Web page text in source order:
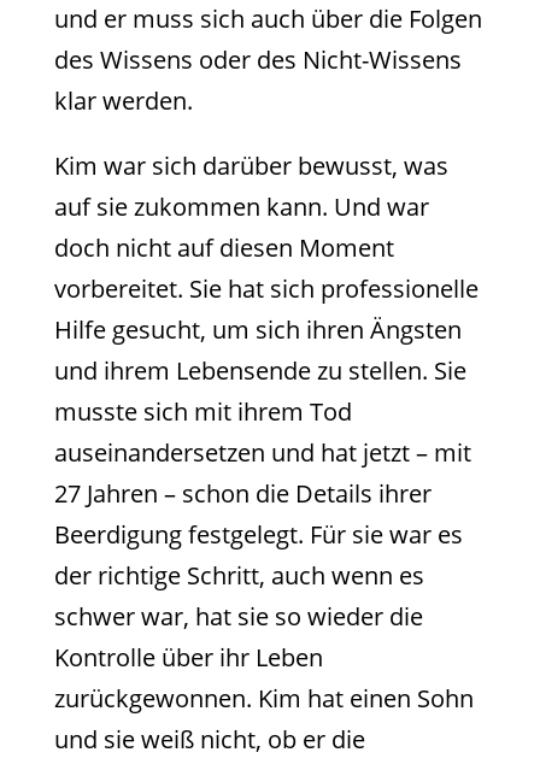
und er muss sich auch über die Folgen
des Wissens oder des Nicht-Wissens
klar werden.
Kim war sich darüber bewusst, was
auf sie zukommen kann. Und war
doch nicht auf diesen Moment
vorbereitet. Sie hat sich professionelle
Hilfe gesucht, um sich ihren Ängsten
und ihrem Lebensende zu stellen. Sie
musste sich mit ihrem Tod
auseinandersetzen und hat jetzt – mit
27 Jahren – schon die Details ihrer
Beerdigung festgelegt. Für sie war es
der richtige Schritt, auch wenn es
schwer war, hat sie so wieder die
Kontrolle über ihr Leben
zurückgewonnen. Kim hat einen Sohn
und sie weiß nicht, ob er die